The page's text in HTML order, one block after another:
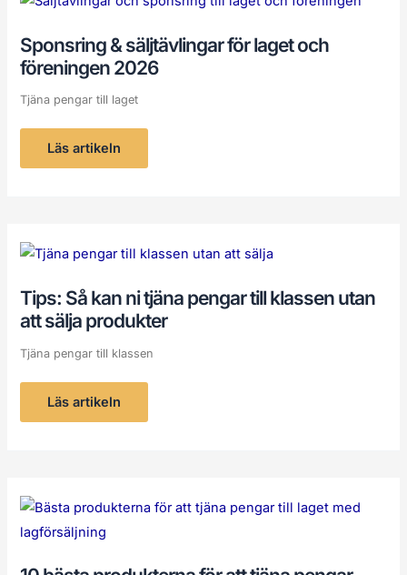
Sponsring & säljtävlingar för laget och
föreningen 2026
Tjäna pengar till laget
&
laget
och
föreningen
2026
Läs artikeln
Tips: Så kan ni tjäna pengar till klassen utan
att sälja produkter
Tjäna pengar till klassen
Tips:
Så
tjäna
pengar
till
klassen
utan
att
produkter
Läs artikeln
10
bästa
produkterna
för
tjäna